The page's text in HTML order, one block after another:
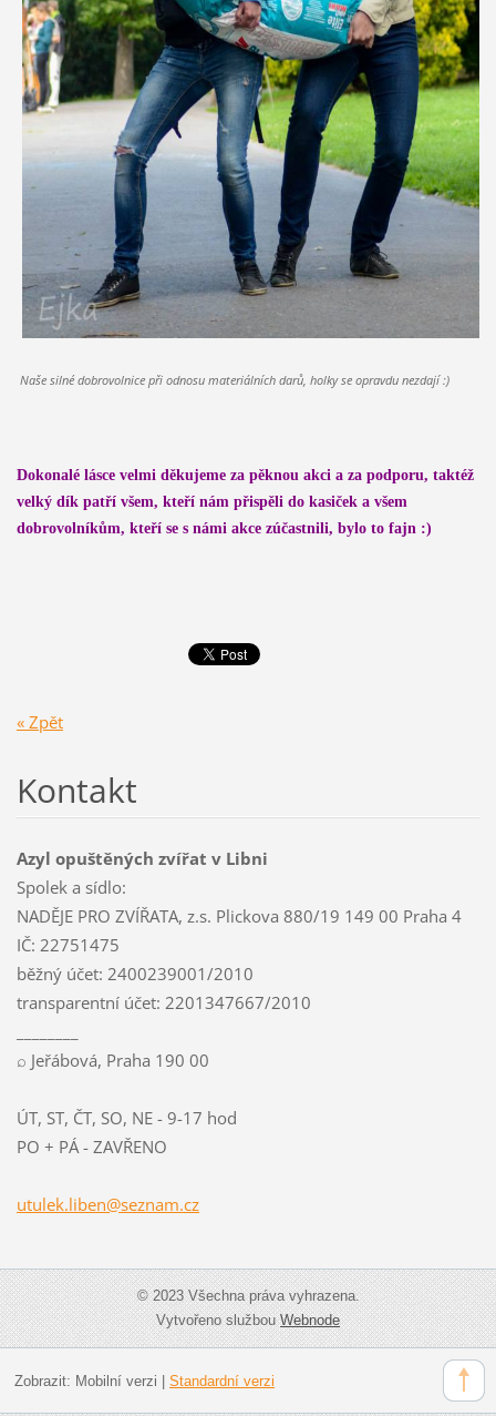
Naše silné dobrovolnice při odnosu materiálních darů, holky se opravdu nezdají :)
Dokonalé lásce velmi děkujeme za pěknou akci a za podporu, taktéž
velký dík patří všem, kteří nám přispěli do kasiček a všem
dobrovolníkům, kteří se s námi akce zúčastnili, bylo to fajn :)
« Zpět
Kontakt
Azyl opuštěných zvířat v Libni
Spolek a sídlo:
NADĚJE PRO ZVÍŘATA, z.s. Plickova 880/19 149 00 Praha 4
IČ: 22751475
běžný účet: 2400239001/2010
transparentní účet: 2201347667/2010
⌕ Jeřábová, Praha 190 00
ÚT, ST, ČT, SO, NE - 9-17 hod
PO + PÁ - ZAVŘENO
utulek.liben@seznam.cz
© 2023 Všechna práva vyhrazena.
Vytvořeno službouWebnode
Zobrazit: Mobilní verzi Standardní verzi